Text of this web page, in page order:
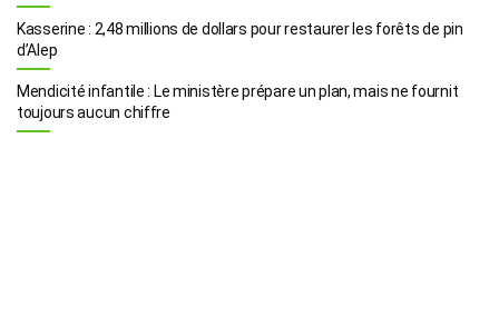
Kasserine : 2,48 millions de dollars pour restaurer les forêts de pin
d’Alep
Mendicité infantile : Le ministère prépare un plan, mais ne fournit
toujours aucun chiffre